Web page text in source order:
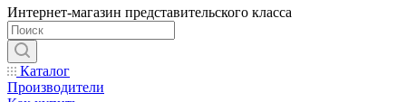
Интернет-магазин представительского класса
Каталог
Производители